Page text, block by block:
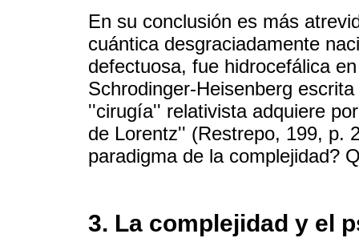
En su conclusión es más
cuántica desgraciadamente
defectuosa, fue hidrocefálica
Schrodinger-Heisenberg
''cirugía'' relativista adquiere
de Lorentz'' (Restrepo, 199, p.
paradigma de la complejidad?
3. La complejidad y el